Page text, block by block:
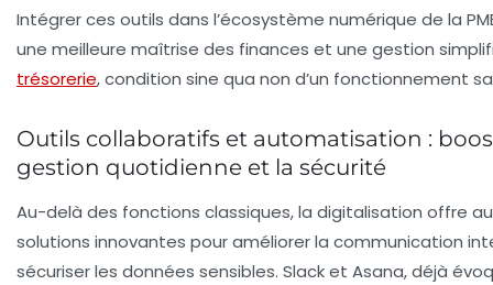
Intégrer ces outils dans l’écosystème numérique de la
une meilleure maîtrise des finances et une gestion
trésorerie, condition sine qua non d’un fonctionnement
Outils collaboratifs et automatisation :
gestion quotidienne et la sécurité
Au-delà des fonctions classiques, la digitalisation offre
solutions innovantes pour améliorer la communication
sécuriser les données sensibles. Slack et Asana, déjà